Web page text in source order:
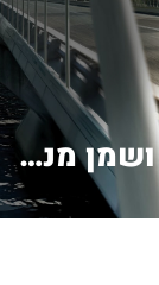
הקולר של המנוע התקלקל ושמן מנוע חדר ל...